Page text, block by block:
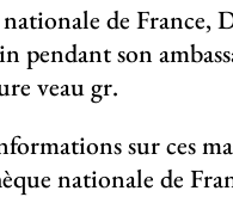
de France,
pendant son
veau gr.
sur ces
nationale de